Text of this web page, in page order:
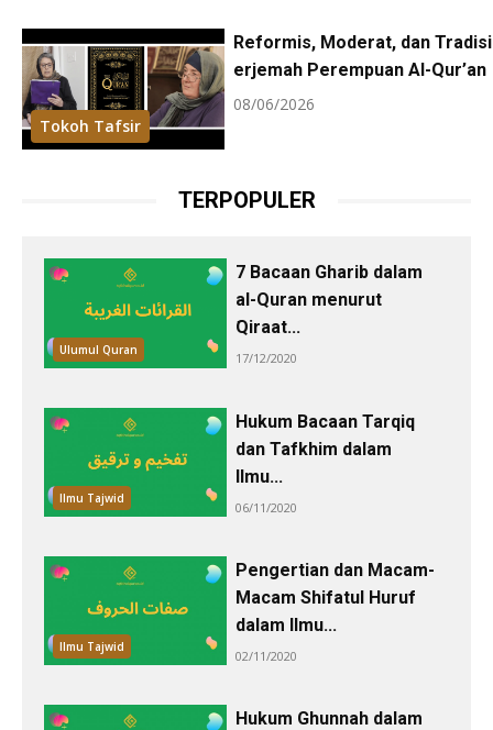
Tokoh Tafsir
Reformis, Moderat, dan
erjemah Perempuan Al-Qur’an
08/06/2026
TERPOPULER
Ulumul Quran
7 Bacaan Gharib dalam
al-Quran menurut
َQiraat...
17/12/2020
Ilmu Tajwid
Hukum Bacaan Tarqiq
dan Tafkhim dalam
Ilmu...
06/11/2020
Ilmu Tajwid
Pengertian dan Macam-
Macam Shifatul Huruf
dalam Ilmu...
02/11/2020
Hukum Ghunnah dalam